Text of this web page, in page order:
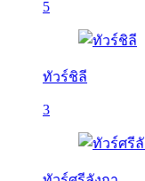
5
ทัวร์ชิลี
3